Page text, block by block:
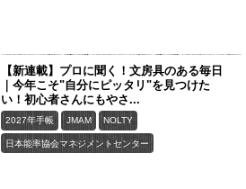
【新連載】プロに聞く！文房具のある毎日
｜今年こそ"自分にピッタリ"を見つけた
い！初心者さんにもやさ...
2027年手帳 JMAM NOLTY
日本能率協会マネジメントセンター